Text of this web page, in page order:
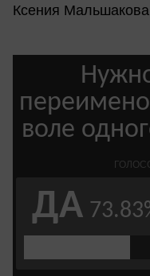
Ксения Мальшакова